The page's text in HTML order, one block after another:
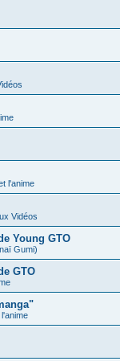
l'anime
Vidéos
Young GTO
Gumi)
GTO